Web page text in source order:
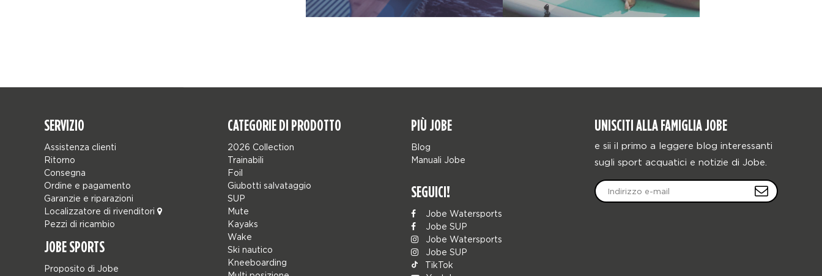
SERVIZIO
Assistenza clienti
Ritorno
Consegna
Ordine e pagamento
Garanzie e riparazioni
Localizzatore di rivenditori
Pezzi di ricambio
JOBE SPORTS
Proposito di Jobe
CATEGORIE DI PRODOTTO
2026 Collection
Trainabili
Foil
Giubotti salvataggio
SUP
Mute
Kayaks
Wake
Ski nautico
Kneeboarding
PIÙ JOBE
Blog
Manuali Jobe
SEGUICI!
Jobe Watersports
Jobe SUP
Jobe Watersports
Jobe SUP
TikTok
UNISCITI ALLA FAMIGLIA JOBE
e sii il primo a leggere blog interessanti
sugli sport acquatici e notizie di Jobe.